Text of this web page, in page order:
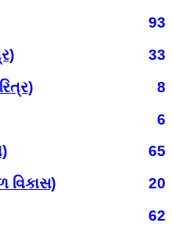
93
33
8
6
65
વિકાસ)
20
62